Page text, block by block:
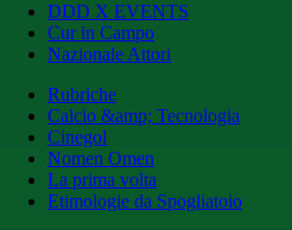
DDD X EVENTS
Cur in Campo
Nazionale Attori
Rubriche
Calcio &amp; Tecnologia
Cinegol
Nomen Omen
La prima volta
Etimologie da Spogliatoio